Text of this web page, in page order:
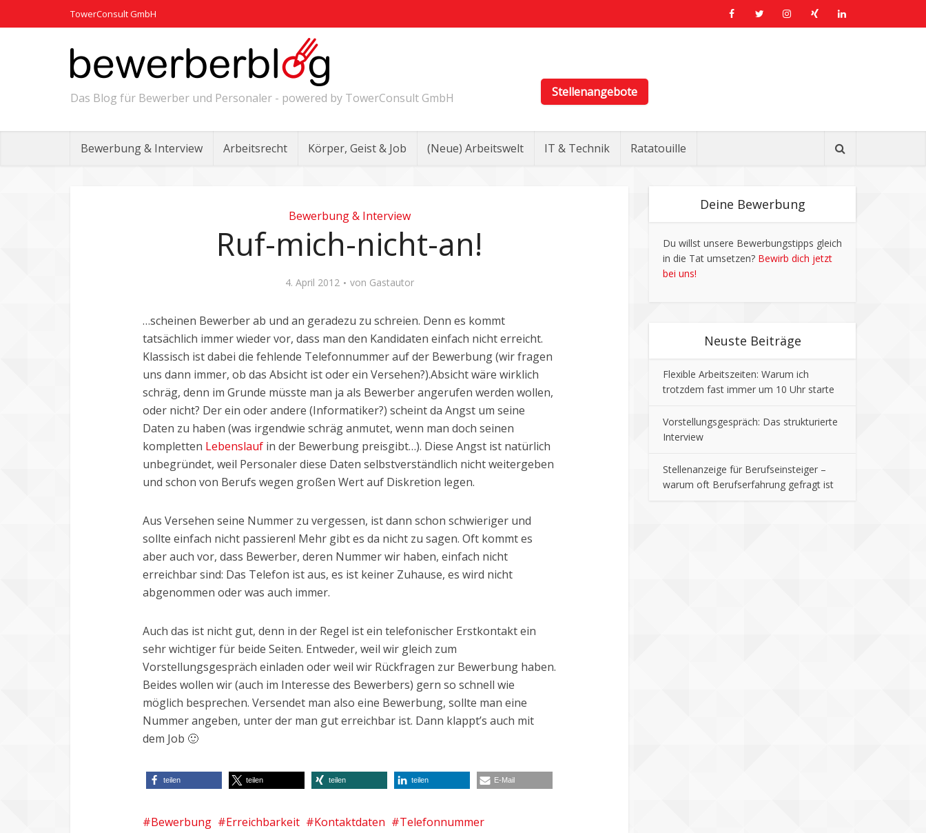
TowerConsult GmbH
Das Blog für Bewerber und Personaler - powered by TowerConsult GmbH
Bewerbung & Interview Arbeitsrecht Körper, Geist & Job (Neue) Arbeitswelt IT & Technik Ratatouille
Stellenangebote
Bewerbung & Interview
Ruf-mich-nicht-an!
4. April 2012 von Gastautor
…scheinen Bewerber ab und an geradezu zu schreien. Denn es kommt
tatsächlich immer wieder vor, dass man den Kandidaten einfach nicht erreicht.
Klassisch ist dabei die fehlende Telefonnummer auf der Bewerbung (wir fragen
uns dann immer, ob das Absicht ist oder ein Versehen?).Absicht wäre wirklich
schräg, denn im Grunde müsste man ja als Bewerber angerufen werden wollen,
oder nicht? Der ein oder andere (Informatiker?) scheint da Angst um seine
Daten zu haben (was irgendwie schräg anmutet, wenn man doch seinen
kompletten Lebenslauf in der Bewerbung preisgibt…). Diese Angst ist natürlich
unbegründet, weil Personaler diese Daten selbstverständlich nicht weitergeben
und schon von Berufs wegen großen Wert auf Diskretion legen.
Aus Versehen seine Nummer zu vergessen, ist dann schon schwieriger und
sollte einfach nicht passieren! Mehr gibt es da nicht zu sagen. Oft kommt es
aber auch vor, dass Bewerber, deren Nummer wir haben, einfach nicht
erreichbar sind: Das Telefon ist aus, es ist keiner Zuhause, es wird nicht
abgenommen oder was auch immer.
Auch das ist nicht gut, denn in der Regel ist ein telefonischer Erstkontakt ein
sehr wichtiger für beide Seiten. Entweder, weil wir gleich zum
Vorstellungsgespräch einladen oder weil wir Rückfragen zur Bewerbung haben.
Beides wollen wir (auch im Interesse des Bewerbers) gern so schnell wie
möglich besprechen. Versendet man also eine Bewerbung, sollte man eine
Nummer angeben, unter der man gut erreichbar ist. Dann klappt’s auch mit
dem Job 🙂
teilen teilen teilen teilen E-Mail
Bewerbung Erreichbarkeit Kontaktdaten Telefonnummer
Deine Bewerbung
Du willst unsere Bewerbungstipps gleich
in die Tat umsetzen? Bewirb dich jetzt
bei uns!
Neuste Beiträge
Flexible Arbeitszeiten: Warum ich
trotzdem fast immer um 10 Uhr starte
Vorstellungsgespräch: Das strukturierte
Interview
Stellenanzeige für Berufseinsteiger –
warum oft Berufserfahrung gefragt ist